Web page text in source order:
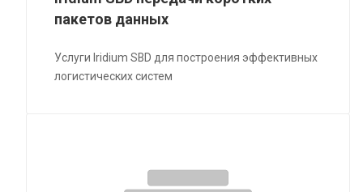
пакетов данных
Услуги Iridium SBD для построения эффективных
логистических систем